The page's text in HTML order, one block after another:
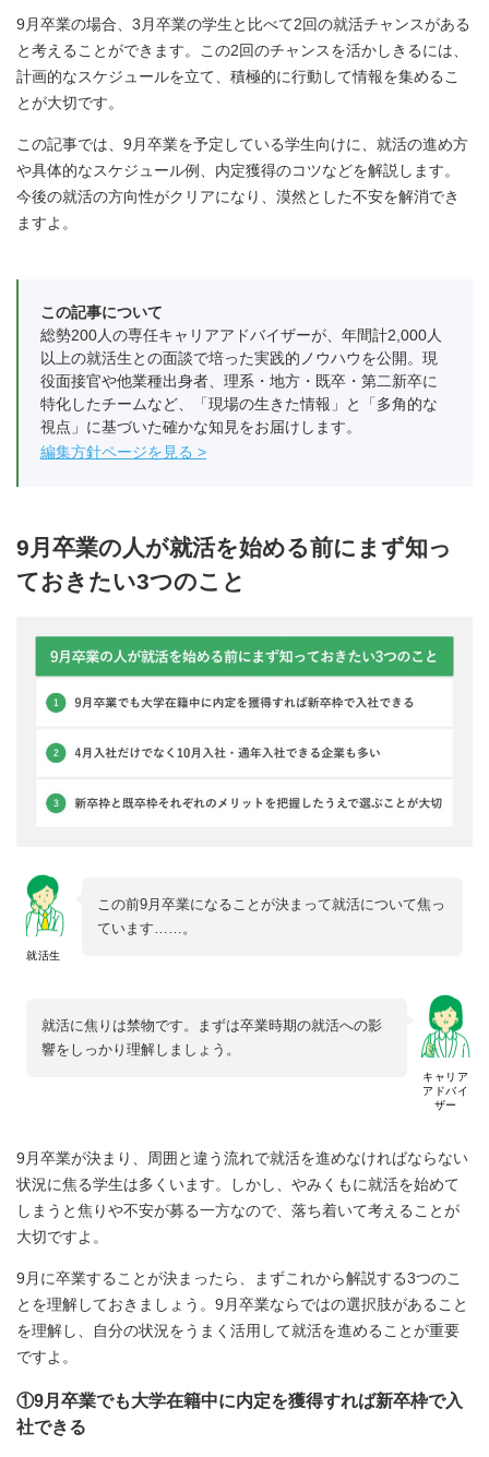
9月卒業の場合、3月卒業の学生と比べて2回の就活チャンスがある
と考えることができます。この2回のチャンスを活かしきるには、
計画的なスケジュールを立て、積極的に行動して情報を集めるこ
とが大切です。
この記事では、9月卒業を予定している学生向けに、就活の進め方
や具体的なスケジュール例、内定獲得のコツなどを解説します。
今後の就活の方向性がクリアになり、漠然とした不安を解消でき
ますよ。
この記事について
総勢200人の専任キャリアアドバイザーが、年間計2,000人
以上の就活生との面談で培った実践的ノウハウを公開。現
役面接官や他業種出身者、理系・地方・既卒・第二新卒に
特化したチームなど、「現場の生きた情報」と「多角的な
視点」に基づいた確かな知見をお届けします。
編集方針ページを見る
9月卒業の人が就活を始める前にまず知っ
ておきたい3つのこと
就活生
この前9月卒業になることが決まって就活について焦っ
ています……。
キャリア
アドバイ
ザー
就活に焦りは禁物です。まずは卒業時期の就活への影
響をしっかり理解しましょう。
9月卒業が決まり、周囲と違う流れで就活を進めなければならない
状況に焦る学生は多くいます。しかし、やみくもに就活を始めて
しまうと焦りや不安が募る一方なので、落ち着いて考えることが
大切ですよ。
9月に卒業することが決まったら、まずこれから解説する3つのこ
とを理解しておきましょう。9月卒業ならではの選択肢があること
を理解し、自分の状況をうまく活用して就活を進めることが重要
ですよ。
①9月卒業でも大学在籍中に内定を獲得すれば新卒枠で入
社できる